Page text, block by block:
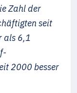
Zahl der
seit
als 6,1
2000 besser